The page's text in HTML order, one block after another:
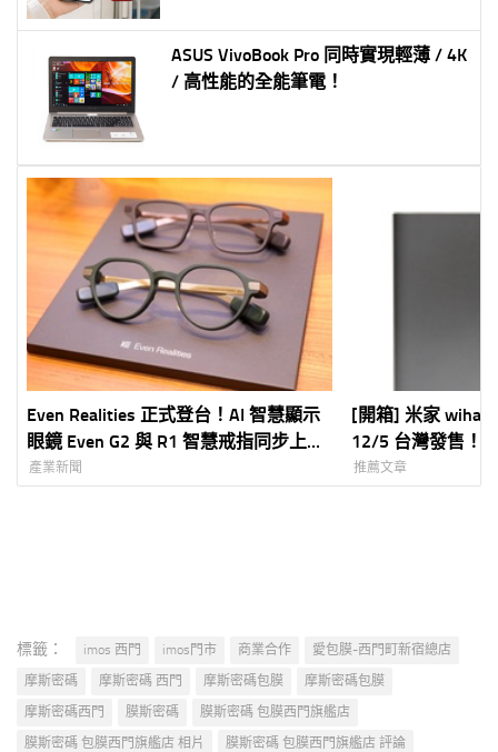
ASUS VivoBook Pro 同時實現輕薄 / 4K
/ 高性能的全能筆電！
Even Realities 正式登台！AI 智慧顯示
眼鏡 Even G2 與 R1 智慧戒指同步上
市 創家 iNNOHOME 獨家代理 7 月
產業新聞
[開箱] 米家 wiha
12/5 台灣發售！
推薦文章
標籤： imos 西門 imos門市 商業合作
愛包膜-西門町新宿總店
摩斯密碼
摩斯密碼 西門 摩斯密碼包膜
摩斯密碼包膜
摩斯密碼西門
膜斯密碼
膜斯密碼 包膜西門旗艦店
膜斯密碼 包膜西門旗艦店 相片
膜斯密碼 包膜西門旗艦店 評論